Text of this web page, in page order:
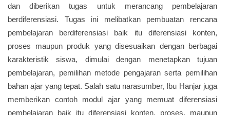
dan diberikan tugas untuk merancang pembelajaran
berdiferensiasi. Tugas ini melibatkan pembuatan rencana
pembelajaran berdiferensiasi baik itu diferensiasi konten,
proses maupun produk yang disesuaikan dengan berbagai
karakteristik siswa, dimulai dengan menetapkan tujuan
pembelajaran, pemilihan metode pengajaran serta pemilihan
bahan ajar yang tepat. Salah satu narasumber, Ibu Hanjar juga
memberikan contoh modul ajar yang memuat diferensiasi
pembelajaran baik itu diferensiasi konten, proses, maupun